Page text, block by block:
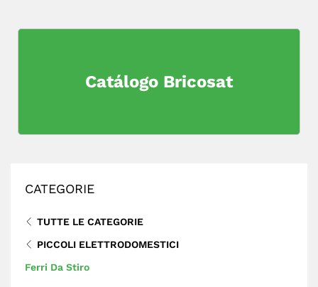
Catálogo Bricosat
CATEGORIE
TUTTE LE CATEGORIE
PICCOLI ELETTRODOMESTICI
Ferri Da Stiro